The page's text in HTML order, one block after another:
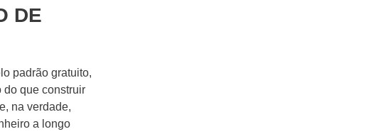
DE
padrão gratuito,
do que construir
na verdade,
a longo